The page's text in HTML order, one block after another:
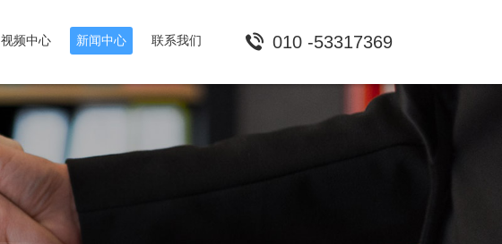
视频中心 新闻中心 联系我们 010 -53317369